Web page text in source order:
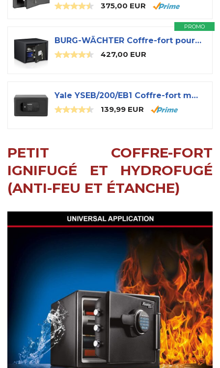
375,00 EUR
PROMO
BURG-WÄCHTER Coffre-fort pour mobilier avec clé, Combi-Line, Niveau de sécurité S2, Protection incendie LFS 30 P, Contrôlé VdS, 15 l, 44 kg, CL 410 K, Noir
427,00 EUR
Yale YSEB/200/EB1 Coffre-fort motorisé haute sécurité, ordinateur portable
139,99 EUR
PETIT COFFRE-FORT
IGNIFUGÉ ET HYDROFUGÉ
(ANTI-FEU ET ÉTANCHE)